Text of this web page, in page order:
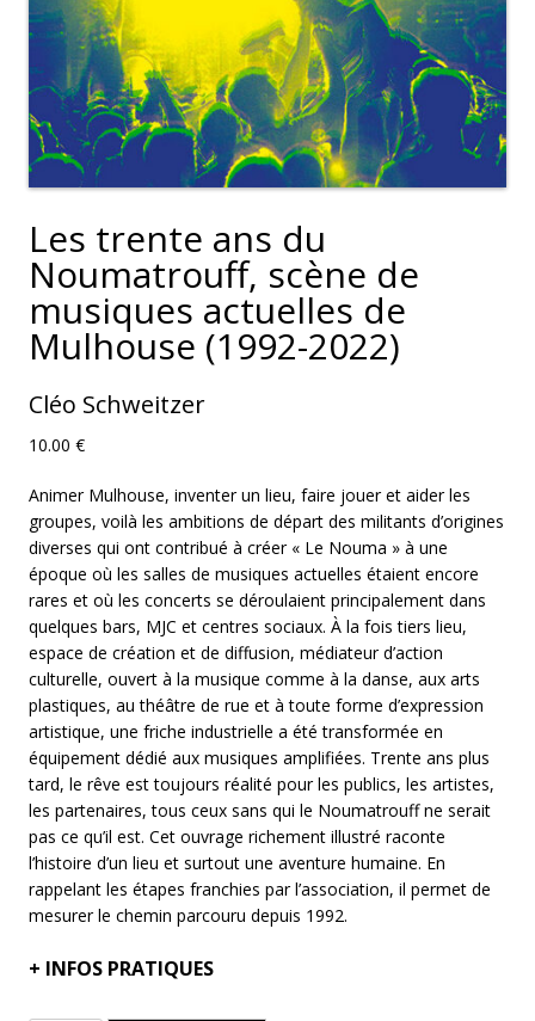
Les trente ans du
Noumatrouff, scène de
musiques actuelles de
Mulhouse (1992-2022)
Cléo Schweitzer
10.00 €
Animer Mulhouse, inventer un lieu, faire jouer et aider les
groupes, voilà les ambitions de départ des militants d’origines
diverses qui ont contribué à créer « Le Nouma » à une
époque où les salles de musiques actuelles étaient encore
rares et où les concerts se déroulaient principalement dans
quelques bars, MJC et centres sociaux. À la fois tiers lieu,
espace de création et de diffusion, médiateur d’action
culturelle, ouvert à la musique comme à la danse, aux arts
plastiques, au théâtre de rue et à toute forme d’expression
artistique, une friche industrielle a été transformée en
équipement dédié aux musiques amplifiées. Trente ans plus
tard, le rêve est toujours réalité pour les publics, les artistes,
les partenaires, tous ceux sans qui le Noumatrouff ne serait
pas ce qu’il est. Cet ouvrage richement illustré raconte
l’histoire d’un lieu et surtout une aventure humaine. En
rappelant les étapes franchies par l’association, il permet de
mesurer le chemin parcouru depuis 1992.
+ INFOS PRATIQUES